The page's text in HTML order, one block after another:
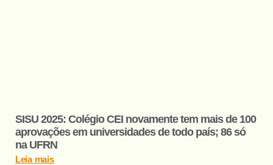
SISU 2025: Colégio CEI novamente tem mais de 100
aprovações em universidades de todo país; 86 só
na UFRN
Leia mais